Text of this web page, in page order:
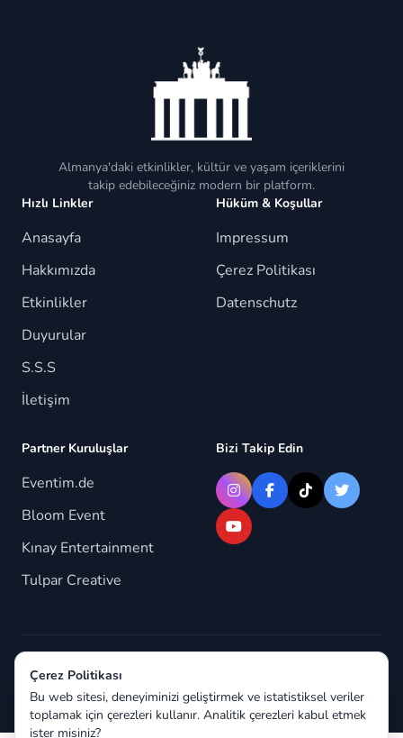
Çerez Politikası
Bu web sitesi, deneyiminizi geliştirmek ve istatistiksel veriler
toplamak için çerezleri kullanır. Analitik çerezleri kabul etmek
ister misiniz?
Almanya'daki etkinlikler, kültür ve yaşam içeriklerini
takip edebileceğiniz modern bir platform.
Hızlı Linkler
Anasayfa
Hakkımızda
Etkinlikler
Duyurular
S.S.S
İletişim
Hüküm & Koşullar
Impressum
Çerez Politikası
Datenschutz
Partner Kuruluşlar
Eventim.de
Bloom Event
Kınay Entertainment
Tulpar Creative
Bizi Takip Edin